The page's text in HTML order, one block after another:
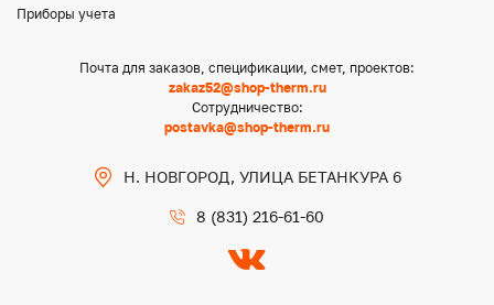
Приборы учета
Почта для заказов, спецификации, смет, проектов:
zakaz52@shop-therm.ru
Сотрудничество:
postavka@shop-therm.ru
Н. НОВГОРОД, УЛИЦА БЕТАНКУРА 6
8 (831) 216-61-60